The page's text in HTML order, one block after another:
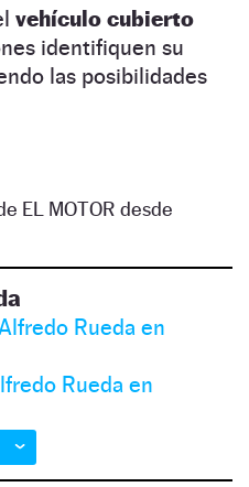
vehículo cubierto
identifiquen su
las posibilidades
EL MOTOR desde
Rueda en
Rueda en